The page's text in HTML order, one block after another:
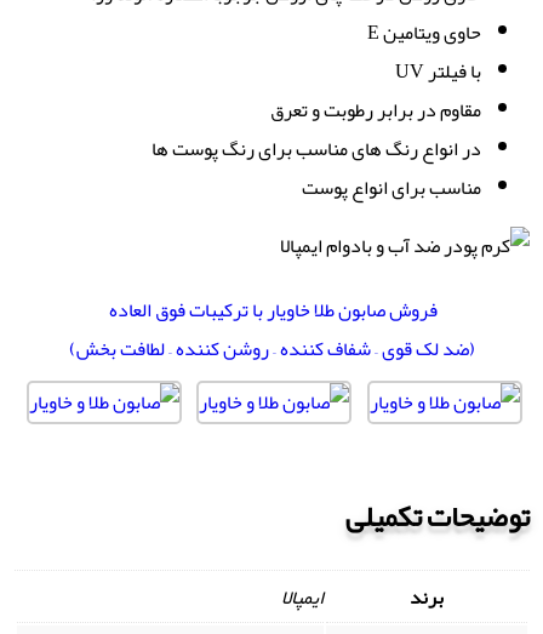
حاوی ویتامین E
با فیلتر UV
مقاوم در برابر رطوبت و تعرق
در انواع رنگ های مناسب برای رنگ پوست ها
مناسب برای انواع پوست
فروش صابون طلا خاویار با ترکیبات فوق العاده
(ضد لک قوی – شفاف کننده – روشن کننده – لطافت بخش)
توضیحات تکمیلی
برند
ایمپالا